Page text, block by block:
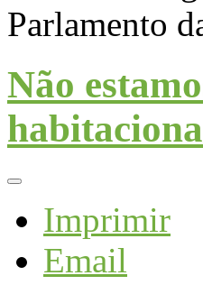
Parlamento
Não
Imprimir
Email